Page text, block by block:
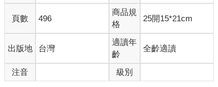
頁數 496
商品規
格
25開15*21cm
出版地 台灣
適讀年
齡
全齡適讀
注音 級別